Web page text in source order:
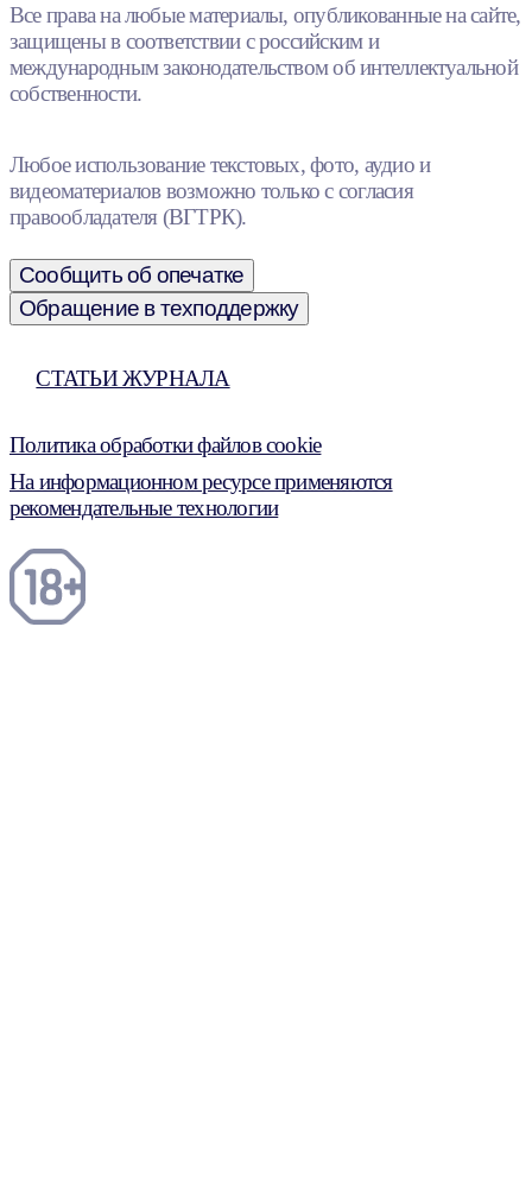
Все права на любые материалы, опубликованные на сайте,
защищены в соответствии с российским и
международным законодательством об интеллектуальной
собственности.
Любое использование текстовых, фото, аудио и
видеоматериалов возможно только с согласия
правообладателя (ВГТРК).
Сообщить об опечатке
Обращение в техподдержку
СТАТЬИ ЖУРНАЛА
Политика обработки файлов cookie
На информационном ресурсе применяются
рекомендательные технологии